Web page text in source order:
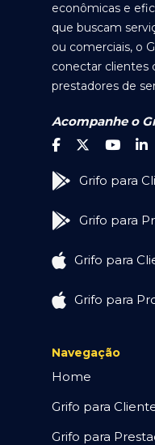
econômicas e
que buscam
ou comerciais, o
conectar clientes
prestadores de
Acompanhe o
Grifo para
Grifo para
Grifo para
Grifo para
Navegação
Home
Grifo para
Grifo para